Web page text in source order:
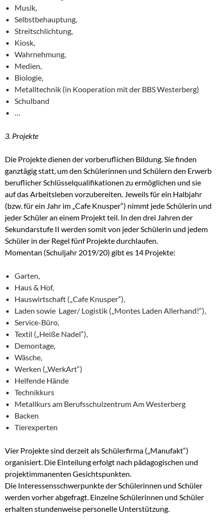
Musik,
Selbstbehauptung,
Streitschlichtung,
Kiosk,
Wahrnehmung,
Medien,
Biologie,
Metalltechnik (in Kooperation mit der BBS Westerberg)
Schulband
…
3. Projekte
Die Projekte dienen der vorberuflichen Bildung. Sie finden
ganztägig statt, um den Schülerinnen und Schülern den Erwerb
beruflicher Schlüsselqualifikationen zu ermöglichen und sie
auf das Arbeitsleben vorzubereiten. Jeweils für ein Halbjahr
(bzw. für ein Jahr im „Cafe Knusper“) nimmt jede Schülerin und
jeder Schüler an einem Projekt teil. In den drei Jahren der
Sekundarstufe II werden somit von jeder Schülerin und jedem
Schüler in der Regel fünf Projekte durchlaufen.
Momentan (Schuljahr 2019/20) gibt es 14 Projekte:
Garten,
Haus & Hof,
Hauswirtschaft („Cafe Knusper“),
Laden sowie Lager/ Logistik („Montes Laden Allerhand!“),
Service-Büro,
Textil („Heiße Nadel“),
Demontage,
Wäsche,
Werken („WerkArt“)
Helfende Hände
Technikkurs
Metallkurs am Berufsschulzentrum Am Westerberg
Backen
Tierexperten
Vier Projekte sind derzeit als Schülerfirma („Manufakt“)
organisiert. Die Einteilung erfolgt nach pädagogischen und
projektimmanenten Gesichtspunkten.
Die Interessensschwerpunkte der Schülerinnen und Schüler
werden vorher abgefragt. Einzelne Schülerinnen und Schüler
erhalten stundenweise personelle Unterstützung.